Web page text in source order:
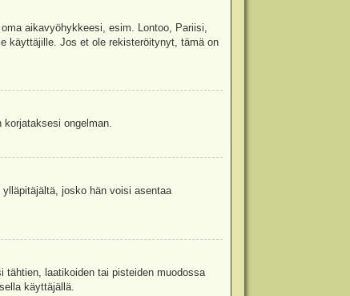
aikavyöhykkeesi, esim. Lontoo, Pariisi,
käyttäjille. Jos et ole rekisteröitynyt, tämä on
ongelman.
josko hän voisi asentaa
laatikoiden tai pisteiden muodossa
käyttäjällä.